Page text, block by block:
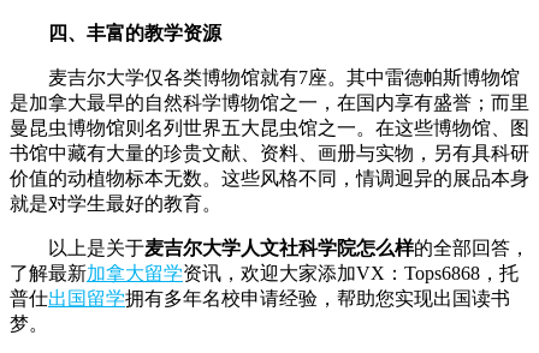
四、丰富的教学资源
麦吉尔大学仅各类博物馆就有7座。其中雷德帕斯博物馆
是加拿大最早的自然科学博物馆之一，在国内享有盛誉；而里
曼昆虫博物馆则名列世界五大昆虫馆之一。在这些博物馆、图
书馆中藏有大量的珍贵文献、资料、画册与实物，另有具科研
价值的动植物标本无数。这些风格不同，情调迥异的展品本身
就是对学生最好的教育。
以上是关于麦吉尔大学人文社科学院怎么样的全部回答，
了解最新加拿大留学资讯，欢迎大家添加VX：Tops6868，托
普仕出国留学拥有多年名校申请经验，帮助您实现出国读书
梦。